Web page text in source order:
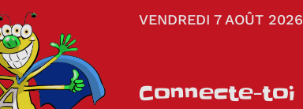
VENDREDI 7 AOÛT 2026
Connecte-toi